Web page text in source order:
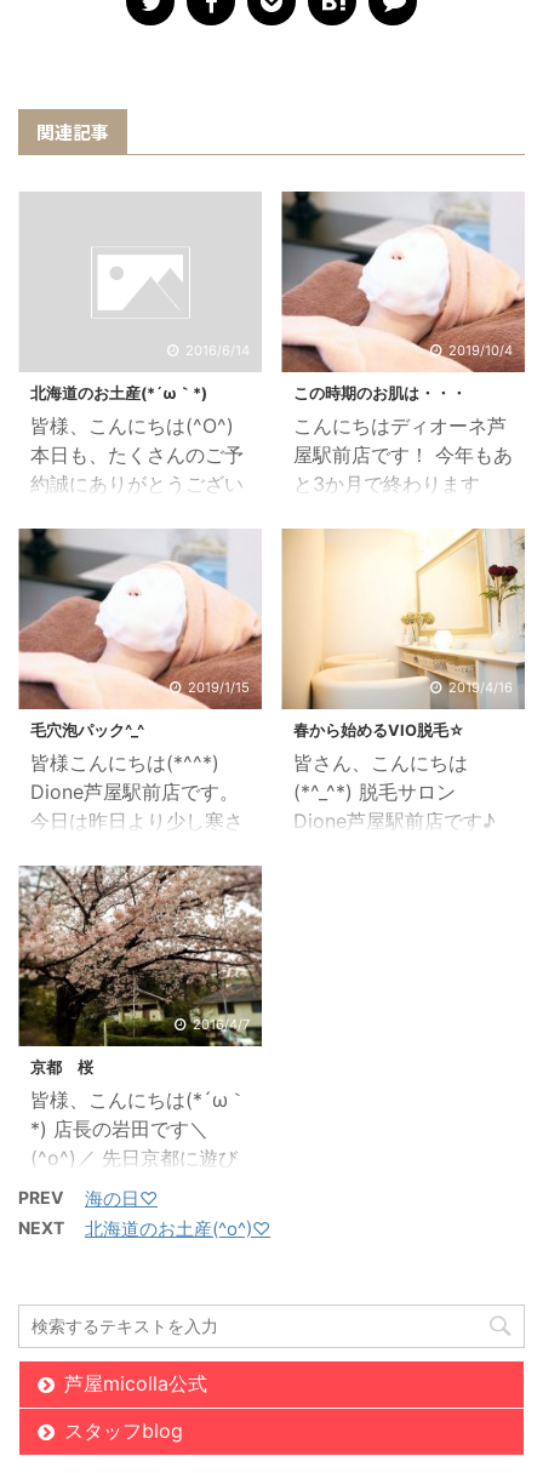
関連記事
2016/6/14
北海道のお土産(*´ω｀*)
皆様、こんにちは(^O^)
本日も、たくさんのご予
約誠にありがとうござい
タッフ3人で元気に皆様
のご来店お待ちしており
ます＼(^o^)／ お顔脱毛
と小顔リンパマッサージ
で、通われているT様に
北海道のお土産を頂きま
した(*´ω｀*) ありがと
うございます(*´∀｀*)
「ロイズ チョコポテト
チップス」を、頂きまし
た(*^^*) スタッフ皆で、
美味しく頂きます(^^)/
北海道旅行のお話も聞
け、自分も旅行にいけた
気分になれました(*´∀
｀)笑 ありがとうござい
ま ...
2019/10/4
この時期のお肌は・・・
こんにちはディオーネ芦
屋駅前店です！ 今年もあ
と3か月で終わります
ってきたりしています
が、今のこの時期のお肌
は敏感になりやすいので
お手入れが大事なんです
よ！ ディオーネ芦屋駅前
店でのお顔脱毛にはフォ
トの光が3割入っている
ので、脱毛以外にも オス
スメなんですよ(^^♪ パ
ックもついていますの
で、乾燥肌の人には是非
2019/1/15
毛穴泡パック^_^
皆様こんにちは(*^^*)
Dione芦屋駅前店です。
今日は昨日より少し寒さ
も、やはりお肌やお体も
乾燥しますよね～^^; 乾
燥してくるとと水分が失
われやすく ざらつき
や、くすみが気になって
きたりします。 そこ
で！！新しいメニューに
泡パックが登場しました
(*^^*)！！♡ モコモコの
泡でお顔全体を包み込み
ます。トルマリンの効果
で 毛穴に詰まった汚れ
やくすみもとれ、 新陳代
(*^^*) 泡をお肌に押し込
むのですが、泡が弾ける
とシュワシュワ～ ...
2019/4/16
春から始めるVIO脱毛☆
皆さん、こんにちは
(*^_^*) 脱毛サロン
Dione芦屋駅前店です♪
(*^^*) Vラインを脱毛す
2016/4/7
京都 桜
皆様、こんにちは(*´ω｀
*) 店長の岩田です＼
(^o^)／ 先日京都に遊び
に行った時に、桜も見に
行きました(*^^*) 京都
は、いつも桜の時期にな
で賑わっております
(^o^) 今回は、四条など
中心の方には行かず、昔
住んでいた北区の方に行
ってきました(*^_^*) 京
都市北区 「船岡山」 あ
PREV 海の日♡
NEXT 北海道のお土産(^o^)♡
芦屋micolla公式
スタッフblog